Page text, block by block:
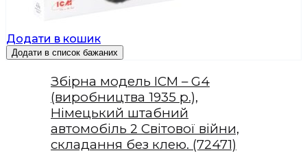
Додати в кошик
Додати в список бажаних
Збірна модель ICM – G4
(виробництва 1935 р.),
Німецький штабний
автомобіль 2 Світової війни,
складання без клею. (72471)